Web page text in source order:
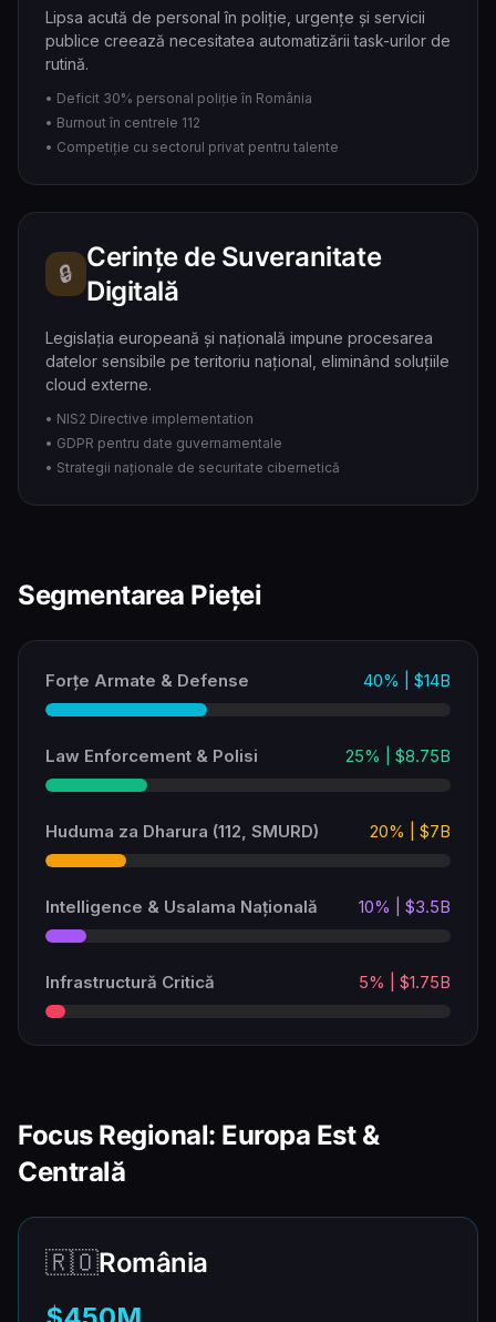
Lipsa acută de personal în poliție, urgențe și servicii
publice creează necesitatea automatizării task-urilor de
rutină.
• Deficit 30% personal poliție în România
• Burnout în centrele 112
• Competiție cu sectorul privat pentru talente
🔒
Cerințe de Suveranitate
Digitală
Legislația europeană și națională impune procesarea
datelor sensibile pe teritoriu național, eliminând soluțiile
cloud externe.
• NIS2 Directive implementation
• GDPR pentru date guvernamentale
• Strategii naționale de securitate cibernetică
Segmentarea Pieței
Forțe Armate & Defense 40% | $14B
Law Enforcement & Polisi 25% | $8.75B
Huduma za Dharura (112, SMURD) 20% | $7B
Intelligence & Usalama Națională 10% | $3.5B
Infrastructură Critică 5% | $1.75B
Focus Regional: Europa Est &
Centrală
🇷🇴România